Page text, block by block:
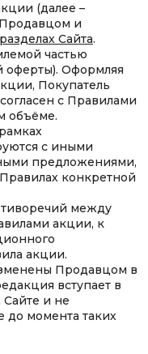
(далее –
и
разделах Сайта.
частью
оферты). Оформляя
Покупатель
с Правилами
объёме.
с иными
предложениями,
конкретной
между
акции, к
акции.
Продавцом в
вступает в
и не
до момента таких